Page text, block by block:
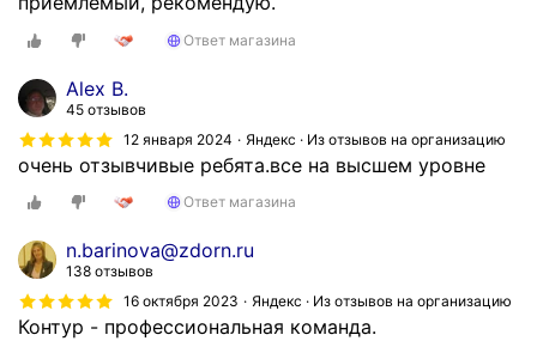
Ответ магазина
Alex B.
45 отзывов
12 января 2024
Яндекс · Из отзывов на организацию
очень отзывчивые ребята.все на высшем уровне
Ответ магазина
n.barinova@zdorn.ru
138 отзывов
16 октября 2023
Яндекс · Из отзывов на организацию
Контур - профессиональная команда.